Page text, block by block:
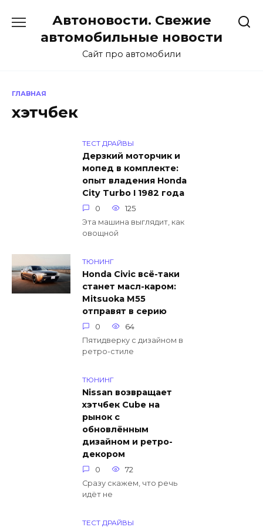
содержанию
Автоновости. Свежие
автомобильные новости
Сайт про автомобили
ГЛАВНАЯ
хэтчбек
ТЕСТ ДРАЙВЫ
Дерзкий моторчик и
мопед в комплекте:
опыт владения Honda
City Turbo I 1982 года
0
125
Эта машина выглядит, как
овощной
ТЮНИНГ
Honda Civic всё-таки
станет масл-каром:
Mitsuoka M55
отправят в серию
0
64
Пятидверку с дизайном в
ретро-стиле
ТЮНИНГ
Nissan возвращает
хэтчбек Cube на
рынок с
обновлённым
дизайном и ретро-
декором
0
72
Сразу скажем, что речь
идёт не
ТЕСТ ДРАЙВЫ